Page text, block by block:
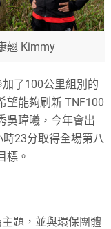
翹 Kimmy
了100公里組別的
望能夠刷新 TNF100
吳瑋曦，今年會出
23分取得全場第八
標。
題，並與環保團體